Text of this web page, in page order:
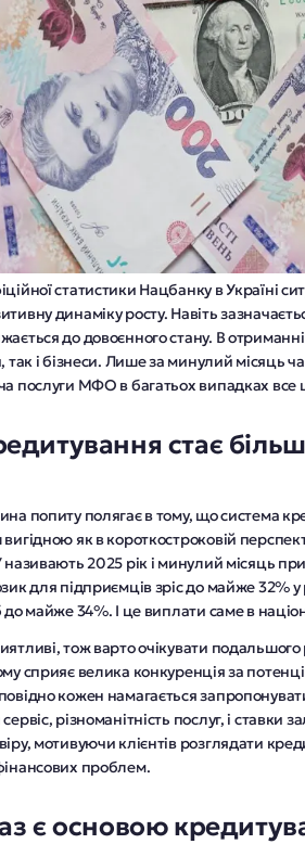
статистики Нацбанку в Україні
динаміку росту. Навіть
до довоєнного стану. В
так і бізнеси. Лише за минулий місяць
послуги МФО в багатьох випадках
стає
попиту полягає в тому, що система
як в короткостроковій
2025 рік і минулий місяць
для підприємців зріс до майже 32% у
до майже 34%. І це виплати саме в
тож варто очікувати подальшого
сприяє велика конкуренція за
кожен намагається
різноманітність послуг, і
мотивуючи клієнтів розглядати
проблем.
є основою